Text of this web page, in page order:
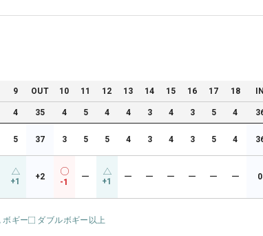
9 OUT 10 11 12 13 14 15 16 17 18
4 35 4 5 4 4 3 4 3 5 4
5 37 3 5 5 4 3 4 3 5 4
+1 +2
-1
ー +1 ー ー ー ー ー ー 0
ボギー ダブルボギー以上